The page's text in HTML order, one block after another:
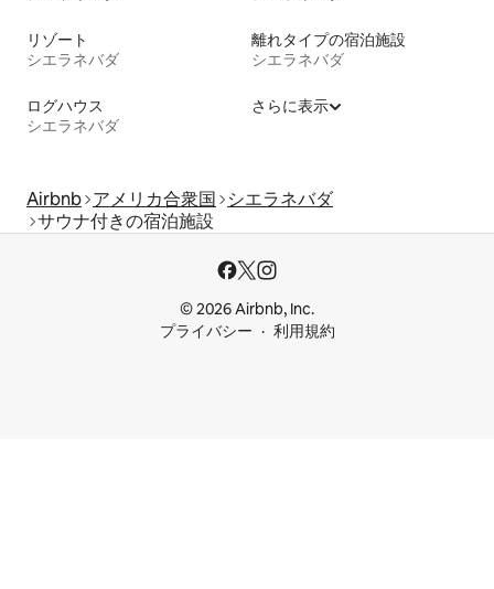
リゾート
シエラネバダ
離れタイプの宿泊施設
シエラネバダ
ログハウス
シエラネバダ
さらに表示
Airbnb アメリカ合衆国
シエラネバダ
サウナ付きの宿泊施設
© 2026 Airbnb, Inc.
プライバシー
利用規約